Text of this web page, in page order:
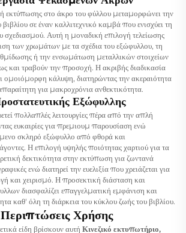
εκτύπωσης στο άκρο του φύλλου μεταμορφώνει την
σε έναν καλλιτεχνικό καμβά που ενισχύει τη
σχεδιασμού. Αυτή η μοναδική επιλογή τελείωσης
των χρωμάτων με τα σχέδια του εξώφυλλου, τη
ή την ενσωμάτωση μεταλλικών στοιχείων
και τραβούν την προσοχή. Η ακριβής διαδικασία
ομοιόμορφη κάλυψη, διατηρώντας την ακεραιότητα
για μακροχρόνια ανθεκτικότητα.
Εξώφυλλης
πολλαπλές λειτουργίες πέρα από την απλή
ευκαιρίες για πρεμιουμ παρουσίαση ενώ
σκληρό εξώφυλλο από φθορά και
Η επιλογή υψηλής ποιότητας χαρτιού για τα
δεκτικότητα στην εκτύπωση για ζωντανά
ενώ διατηρεί την ευελιξία που χρειάζεται για
και χειρισμό. Η προσεκτική διάσταση και
διασφαλίζει επαγγελματική εμφάνιση και
καθ' όλη τη διάρκεια του κύκλου ζωής του βιβλίου.
Χρήσης
είδη βρίσκουν αυτή Κινεζικό εκτυπωτήριο,